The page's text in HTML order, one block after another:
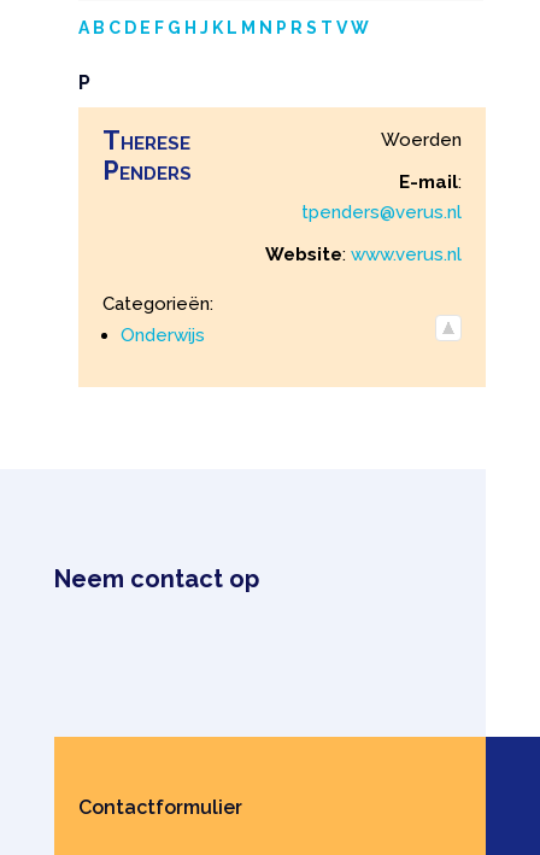
A B C D E F G H J K L M N P R S T V W
P
Therese
Penders
Woerden
E-mail:
tpenders@verus.nl
Website: www.verus.nl
Categorieën:
Onderwijs
Neem contact op
Contactformulier